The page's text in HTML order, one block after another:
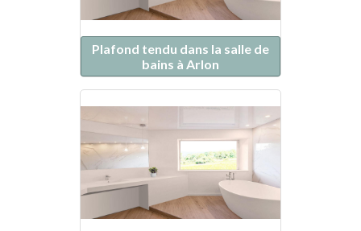
Plafond tendu dans la salle de
bains à Arlon